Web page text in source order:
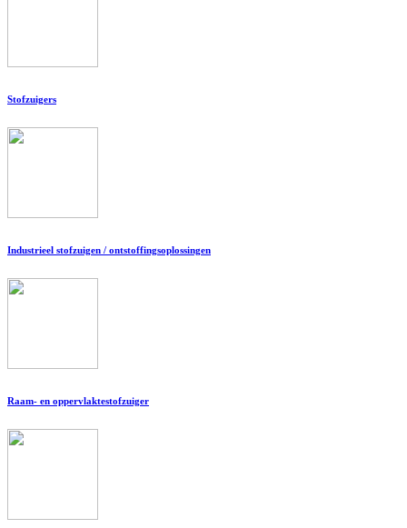
Stofzuigers
Industrieel stofzuigen / ontstoffingsoplossingen
Raam- en oppervlaktestofzuiger